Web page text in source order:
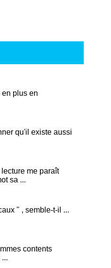
plus en
qu'il existe aussi
me paraît
sa ...
" , semble-t-il ...
contents